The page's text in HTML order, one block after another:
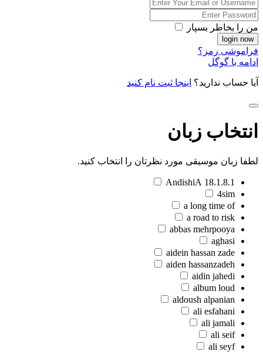
من را بخاطر بسپار
فراموشی رمز؟
ادامه با گوگل
آیا حساب ندارید؟ اینجا ثبت نام کنید
انتخاب زبان
لطفا زبان موسیقی مورد نظرتان را انتخاب کنید.
18.1.8.1 AndishiA
4sim
a long time of
a road to risk
abbas mehrpooya
aghasi
aidein hassan zade
aiden hassanzadeh
aidin jahedi
album loud
aldoush alpanian
ali esfahani
ali jamali
ali seif
ali seyf